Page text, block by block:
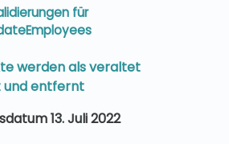
für
werden als veraltet
und entfernt
13. Juli 2022